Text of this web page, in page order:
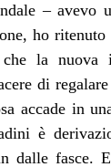
– avevo
ho ritenuto
la nuova
di regalare
accade in
è
dalle fasce.
l’idea
a
E qui è
inventare i
tenta la
con buon